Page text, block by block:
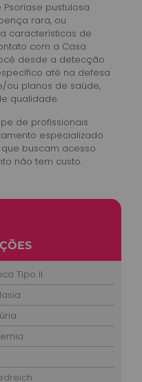
pustulosa
rara, ou
características de
com a Casa
desde a detecção
até na defesa
ou planos de saúde,
qualidade.
de profissionais
especializado
buscam acesso
não tem custo.
Tipo II